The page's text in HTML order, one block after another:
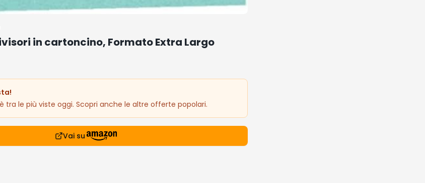
in cartoncino, Formato Extra Largo
tra le più viste oggi. Scopri anche le altre offerte popolari.
Vai su